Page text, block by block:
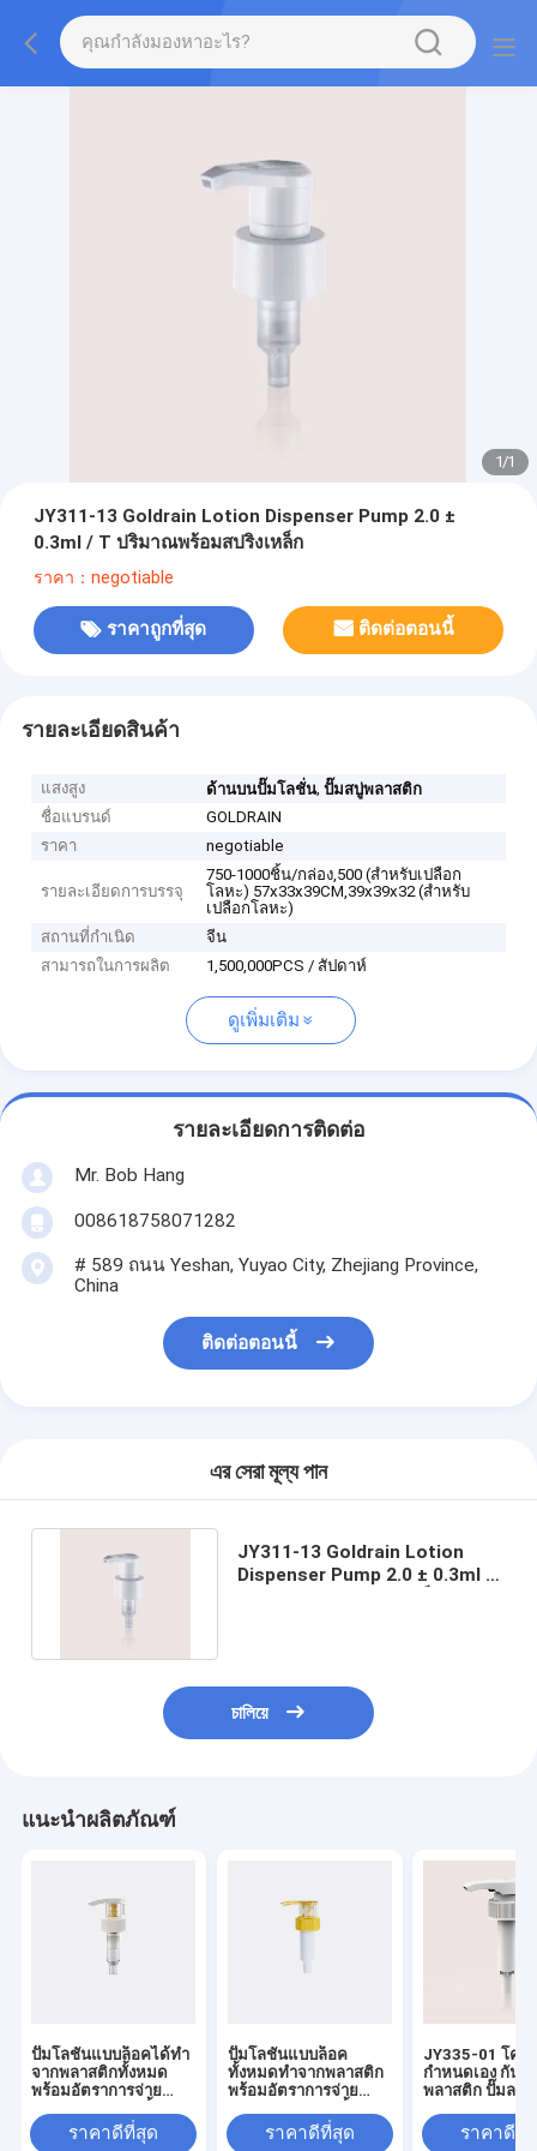
1/1
JY311-13 Goldrain Lotion Dispenser Pump 2.0 ±
0.3ml / T ปริมาณพร้อมสปริงเหล็ก
ราคา：negotiable
ราคาถูกที่สุด ติดต่อตอนนี้
รายละเอียดสินค้า
แสงสูง ด้านบนปั๊มโลชั่น,ปั๊มสบู่พลาสติก
ชื่อแบรนด์
GOLDRAIN
ราคา
negotiable
รายละเอียดการบรรจุ
750-1000ชิ้น/กล่อง,500 (สำหรับเปลือก
โลหะ) 57x33x39CM,39x39x32 (สำหรับ
เปลือกโลหะ)
สถานที่กำเนิด
จีน
สามารถในการผลิต
1,500,000PCS / สัปดาห์
ดูเพิ่มเติม
รายละเอียดการติดต่อ
Mr. Bob Hang
008618758071282
# 589 ถนน Yeshan, Yuyao City, Zhejiang Province,
China
ติดต่อตอนนี้
এর সেরা মূল্য পান
JY311-13 Goldrain Lotion
Dispenser Pump 2.0 ± 0.3ml /
চালিয়ে
แนะนำผลิตภัณฑ์
ปั๊มโลชั่นแบบล็อคได้ทำ
จากพลาสติกทั้งหมด
พร้อมอัตราการจ่าย
สำหรับการใช้งานระดับ
มืออาชีพ
ราคาดีที่สุด
ปั๊มโลชั่นแบบล็อค
ทั้งหมดทำจากพลาสติก
พร้อมอัตราการจ่าย
สำหรับการใช้งานระดับ
มืออาชีพ
ราคาดีที่สุด
JY335-01 โคร
กําหนดเอง กันน้ํ
พลาสติก ปั๊มลงล็
ราคาดีที่